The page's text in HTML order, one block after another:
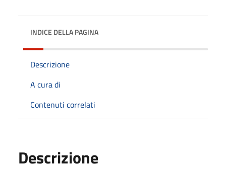
INDICE DELLA PAGINA
Descrizione
A cura di
Contenuti correlati
Descrizione